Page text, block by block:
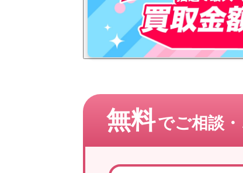
無料でご相談・